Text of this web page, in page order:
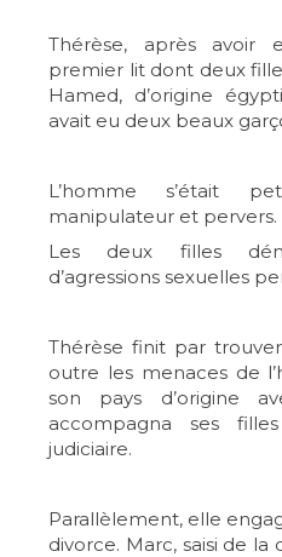
Thérèse, après avoir
premier lit dont deux
Hamed, d’origine
avait eu deux beaux
L’homme s’était
manipulateur et pervers.
Les deux filles
d’agressions sexuelles
Thérèse finit par
outre les menaces de
son pays d’origine
accompagna ses
judiciaire.
Parallèlement, elle
divorce. Marc, saisi de